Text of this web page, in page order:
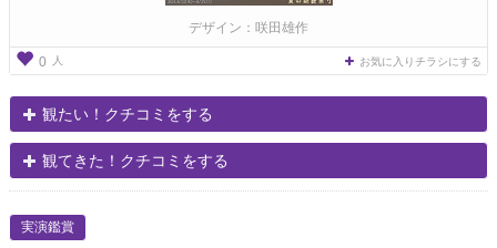
デザイン：咲田雄作
0 人 お気に入りチラシにする
観たい！クチコミをする
観てきた！クチコミをする
実演鑑賞